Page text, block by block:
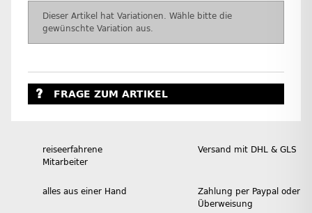
xDieser Artikel hat Variationen. Wähle bitte die
gewünschte Variation aus.
FRAGE ZUM ARTIKEL
reiseerfahrene
Mitarbeiter
Versand mit DHL & GLS
alles aus einer Hand
Zahlung per Paypal oder
Überweisung